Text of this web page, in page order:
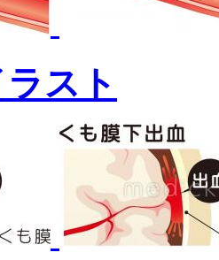
スト